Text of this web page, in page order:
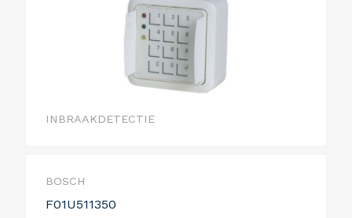
INBRAAKDETECTIE
BOSCH
F01U511350